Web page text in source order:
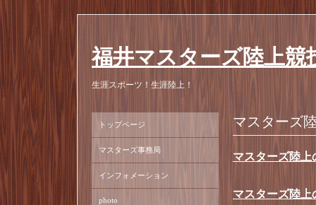
福井マスターズ陸上競
生涯スポーツ！生涯陸上！
マスターズ
マスターズ陸
マスターズ陸
トップページ
マスターズ事務局
インフォメーション
photo